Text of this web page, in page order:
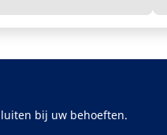
bij uw behoeften.